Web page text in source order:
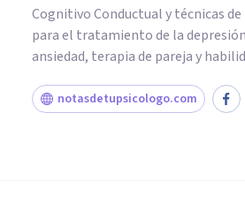
Cognitivo Conductual y técnicas
para el tratamiento de la
ansiedad, terapia de pareja y
notasdetupsicologo.com